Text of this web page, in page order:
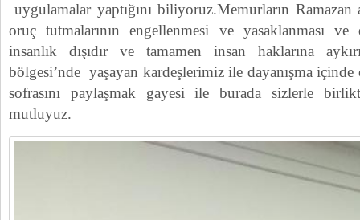
uygulamalar yaptığını biliyoruz.Memurların
oruç tutmalarının engellenmesi ve yasaklanması
insanlık dışıdır ve tamamen insan haklarına
bölgesi’nde yaşayan kardeşlerimiz ile dayanışma içinde
sofrasını paylaşmak gayesi ile burada sizlerle
mutluyuz.